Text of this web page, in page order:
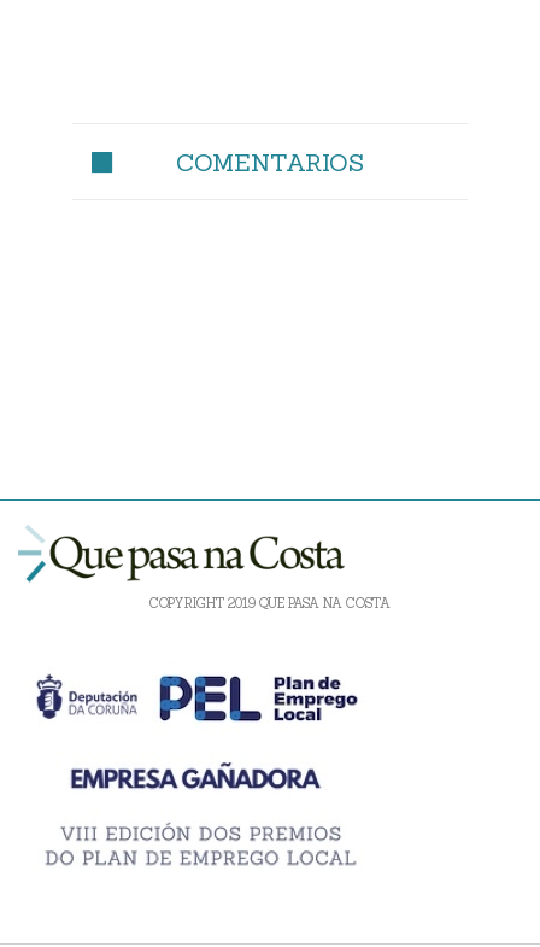
COMENTARIOS
COPYRIGHT 2019 QUE PASA NA COSTA